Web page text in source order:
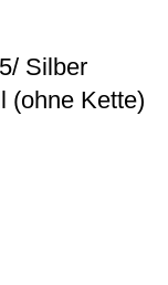
Silber
(ohne Kette)